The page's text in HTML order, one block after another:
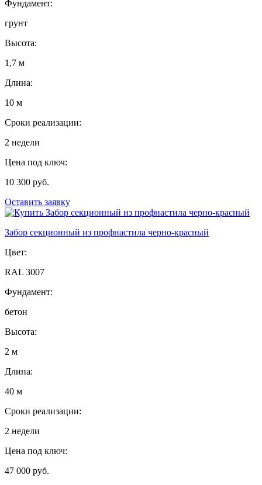
Фундамент:
грунт
Высота:
1,7 м
Длина:
10 м
Сроки реализации:
2 недели
Цена под ключ:
10 300 руб.
Оставить заявку
Забор секционный из профнастила черно-красный
Цвет:
RAL 3007
Фундамент:
бетон
Высота:
2 м
Длина:
40 м
Сроки реализации:
2 недели
Цена под ключ:
47 000 руб.